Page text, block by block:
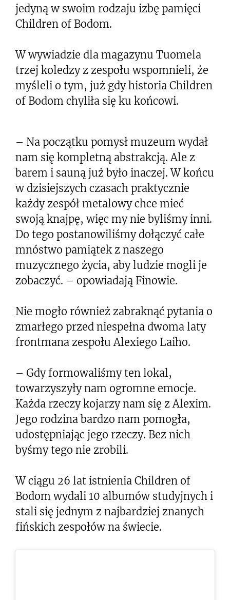
jedyną w swoim rodzaju izbę pamięci
Children of Bodom.
W wywiadzie dla magazynu Tuomela
trzej koledzy z zespołu wspomnieli, że
myśleli o tym, już gdy historia Children
of Bodom chyliła się ku końcowi.
– Na początku pomysł muzeum wydał
nam się kompletną abstrakcją. Ale z
barem i sauną już było inaczej. W końcu
w dzisiejszych czasach praktycznie
każdy zespół metalowy chce mieć
swoją knajpę, więc my nie byliśmy inni.
Do tego postanowiliśmy dołączyć całe
mnóstwo pamiątek z naszego
muzycznego życia, aby ludzie mogli je
zobaczyć. – opowiadają Finowie.
Nie mogło również zabraknąć pytania o
zmarłego przed niespełna dwoma laty
frontmana zespołu Alexiego Laiho.
– Gdy formowaliśmy ten lokal,
towarzyszyły nam ogromne emocje.
Każda rzeczy kojarzy nam się z Alexim.
Jego rodzina bardzo nam pomogła,
udostępniając jego rzeczy. Bez nich
byśmy tego nie zrobili.
W ciągu 26 lat istnienia Children of
Bodom wydali 10 albumów studyjnych i
stali się jednym z najbardziej znanych
fińskich zespołów na świecie.